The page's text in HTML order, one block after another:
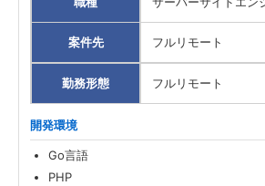
案件先 フルリモート
勤務形態 フルリモート
開発環境
Go言語
PHP